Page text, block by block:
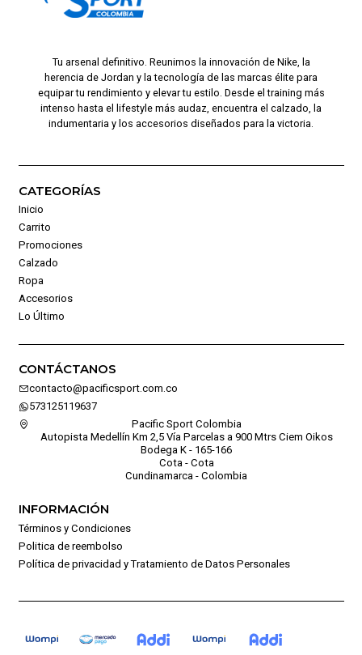
Tu arsenal definitivo. Reunimos la innovación de Nike, la
herencia de Jordan y la tecnología de las marcas élite para
equipar tu rendimiento y elevar tu estilo. Desde el training más
intenso hasta el lifestyle más audaz, encuentra el calzado, la
indumentaria y los accesorios diseñados para la victoria.
CATEGORÍAS
Inicio
Carrito
Promociones
Calzado
Ropa
Accesorios
Lo Último
CONTÁCTANOS
contacto@pacificsport.com.co
573125119637
Pacific Sport Colombia
Autopista Medellín Km 2,5 Vía Parcelas a 900 Mtrs Ciem Oikos
Bodega K - 165-166
Cota - Cota
Cundinamarca - Colombia
INFORMACIÓN
Términos y Condiciones
Politica de reembolso
Política de privacidad y Tratamiento de Datos Personales